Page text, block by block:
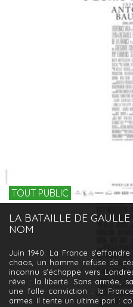
TOUT PUBLIC
LA BATAILLE DE
NOM
Juin 1940. La France
chaos, un homme refuse de
inconnu s'échappe vers
rêve : la liberté. Sans armée,
une folle conviction : la
armes. Il tente un ultime pari :